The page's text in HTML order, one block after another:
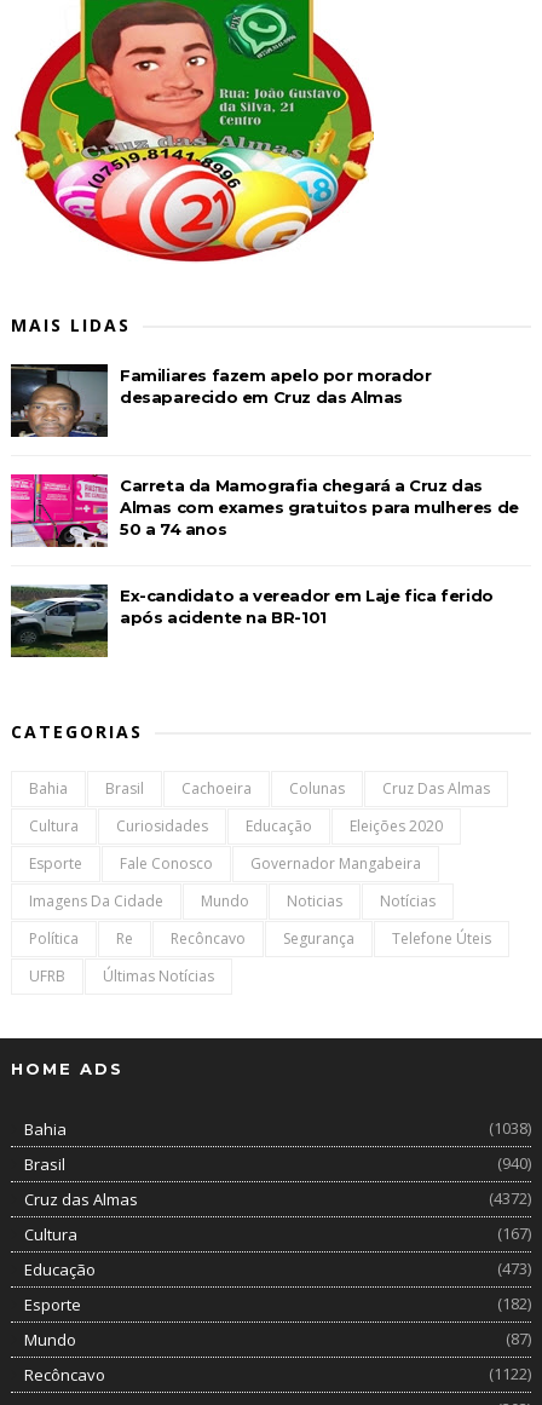
MAIS LIDAS
Familiares fazem apelo por morador
desaparecido em Cruz das Almas
Carreta da Mamografia chegará a Cruz das
Almas com exames gratuitos para mulheres de
50 a 74 anos
Ex-candidato a vereador em Laje fica ferido
após acidente na BR-101
CATEGORIAS
Bahia Brasil Cachoeira Colunas
Cruz Das Almas
Cultura
Curiosidades Educação
Eleições 2020
Esporte
Fale Conosco
Governador Mangabeira
Imagens Da Cidade
Mundo Noticias
Notícias
Política
Re Recôncavo Segurança
Telefone Úteis
UFRB
Últimas Notícias
HOME ADS
Bahia
(1038)
Brasil
(940)
Cruz das Almas
(4372)
Cultura
(167)
Educação
(473)
Esporte
(182)
Mundo
(87)
Recôncavo
(1122)